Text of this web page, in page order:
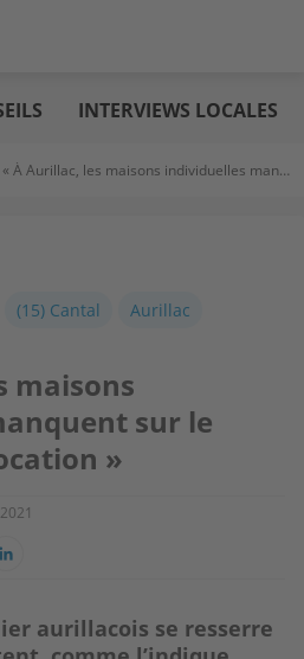
INTERVIEWS LOCALES
« À Aurillac, les maisons individuelles manquent sur le marché de la location »
(15) Cantal Aurillac
maisons
sur le
»
aurillacois se resserre